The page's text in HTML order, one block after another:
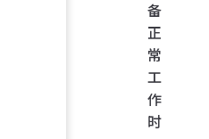
备
正
常
工
作
时